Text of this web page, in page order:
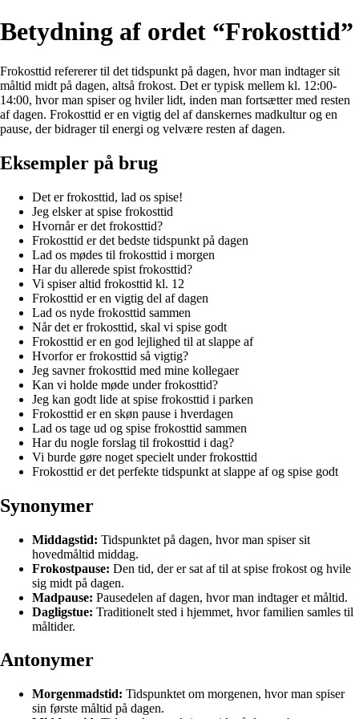
Betydning af ordet “Frokosttid”
Frokosttid refererer til det tidspunkt på dagen, hvor man indtager sit
måltid midt på dagen, altså frokost. Det er typisk mellem kl. 12:00-
14:00, hvor man spiser og hviler lidt, inden man fortsætter med resten
af dagen. Frokosttid er en vigtig del af danskernes madkultur og en
pause, der bidrager til energi og velvære resten af dagen.
Eksempler på brug
Det er frokosttid, lad os spise!
Jeg elsker at spise frokosttid
Hvornår er det frokosttid?
Frokosttid er det bedste tidspunkt på dagen
Lad os mødes til frokosttid i morgen
Har du allerede spist frokosttid?
Vi spiser altid frokosttid kl. 12
Frokosttid er en vigtig del af dagen
Lad os nyde frokosttid sammen
Når det er frokosttid, skal vi spise godt
Frokosttid er en god lejlighed til at slappe af
Hvorfor er frokosttid så vigtig?
Jeg savner frokosttid med mine kollegaer
Kan vi holde møde under frokosttid?
Jeg kan godt lide at spise frokosttid i parken
Frokosttid er en skøn pause i hverdagen
Lad os tage ud og spise frokosttid sammen
Har du nogle forslag til frokosttid i dag?
Vi burde gøre noget specielt under frokosttid
Frokosttid er det perfekte tidspunkt at slappe af og spise godt
Synonymer
Middagstid: Tidspunktet på dagen, hvor man spiser sit
hovedmåltid middag.
Frokostpause: Den tid, der er sat af til at spise frokost og hvile
sig midt på dagen.
Madpause: Pausedelen af dagen, hvor man indtager et måltid.
Dagligstue: Traditionelt sted i hjemmet, hvor familien samles til
måltider.
Antonymer
Morgenmadstid: Tidspunktet om morgenen, hvor man spiser
sin første måltid på dagen.